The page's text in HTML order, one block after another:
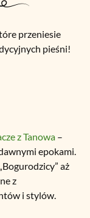
przeniesie
pieśni!
z Tanowa –
epokami.
aż
z
i stylów.